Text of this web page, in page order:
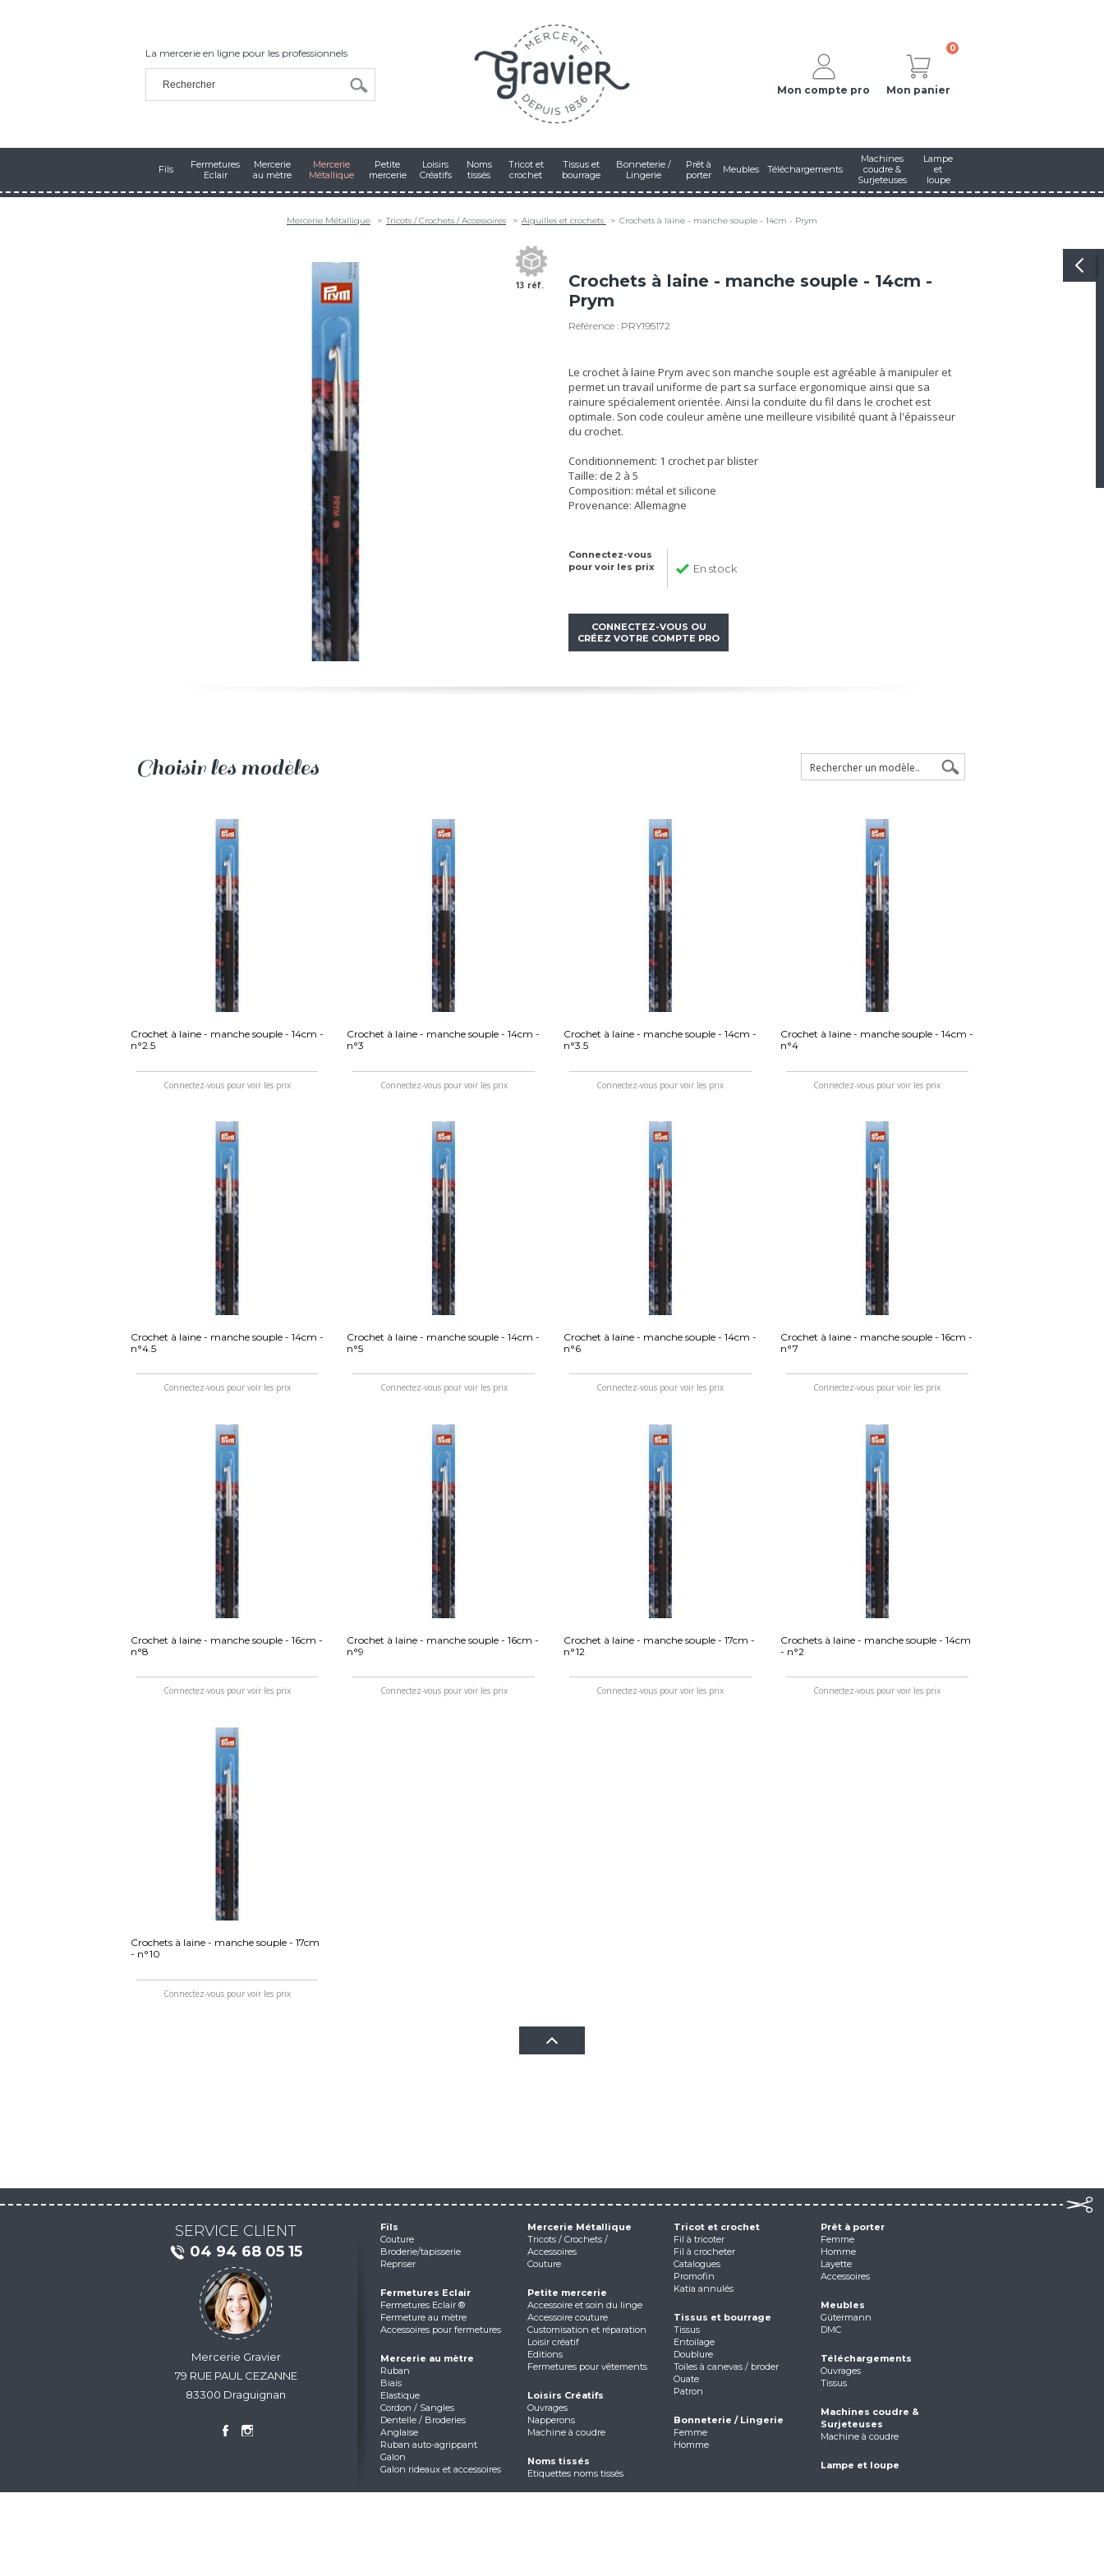
La mercerie en ligne pour les professionnels
Mon compte pro
0
Mon panier
Fils
Fermetures
Eclair
Mercerie
au mètre
Mercerie
Métallique
Petite
mercerie
Loisirs
Créatifs
Noms
tissés
Tricot et
crochet
Tissus et
bourrage
Bonneterie /
Lingerie
Prêt à
porter
Meubles Téléchargements
Machines
coudre &
Surjeteuses
Lampe
et
loupe
Mercerie Métallique Tricots / Crochets / Accessoires Aiguilles et crochets Crochets à laine - manche souple - 14cm - Prym
13 réf.
Crochets à laine - manche souple - 14cm -
Prym
Référence : PRY195172
Le crochet à laine Prym avec son manche souple est agréable à manipuler et
permet un travail uniforme de part sa surface ergonomique ainsi que sa
rainure spécialement orientée. Ainsi la conduite du fil dans le crochet est
optimale. Son code couleur amène une meilleure visibilité quant à l'épaisseur
du crochet.
Conditionnement: 1 crochet par blister
Taille: de 2 à 5
Composition: métal et silicone
Provenance: Allemagne
Connectez-vous
pour voir les prix
En stock
CONNECTEZ-VOUS OU
CRÉEZ VOTRE COMPTE PRO
Choisir les modèles
Crochet à laine - manche souple - 14cm -
n°2.5
Connectez-vous pour voir les prix
Crochet à laine - manche souple - 14cm -
n°3
Connectez-vous pour voir les prix
Crochet à laine - manche souple - 14cm -
n°3.5
Connectez-vous pour voir les prix
Crochet à laine - manche souple - 14cm -
n°4
Connectez-vous pour voir les prix
Crochet à laine - manche souple - 14cm -
n°4.5
Connectez-vous pour voir les prix
Crochet à laine - manche souple - 14cm -
n°5
Connectez-vous pour voir les prix
Crochet à laine - manche souple - 14cm -
n°6
Connectez-vous pour voir les prix
Crochet à laine - manche souple - 16cm -
n°7
Connectez-vous pour voir les prix
Crochet à laine - manche souple - 16cm -
n°8
Connectez-vous pour voir les prix
Crochet à laine - manche souple - 16cm -
n°9
Connectez-vous pour voir les prix
Crochet à laine - manche souple - 17cm -
n°12
Connectez-vous pour voir les prix
Crochets à laine - manche souple - 14cm
- n°2
Connectez-vous pour voir les prix
Crochets à laine - manche souple - 17cm
- n°10
Connectez-vous pour voir les prix
SERVICE CLIENT
04 94 68 05 15
Mercerie Gravier
79 RUE PAUL CEZANNE
83300 Draguignan
Fils
Couture
Broderie/tapisserie
Repriser
Fermetures Eclair
Fermetures Eclair ®
Fermeture au mètre
Accessoires pour fermetures
Mercerie au mètre
Ruban
Biais
Elastique
Cordon / Sangles
Dentelle / Broderies
Anglaise
Ruban auto-agrippant
Galon
Galon rideaux et accessoires
Mercerie Métallique
Tricots / Crochets /
Accessoires
Couture
Petite mercerie
Accessoire et soin du linge
Accessoire couture
Customisation et réparation
Loisir créatif
Editions
Fermetures pour vêtements
Loisirs Créatifs
Ouvrages
Napperons
Machine à coudre
Noms tissés
Etiquettes noms tissés
Tricot et crochet
Fil à tricoter
Fil à crocheter
Catalogues
Promofin
Katia annulés
Tissus et bourrage
Tissus
Entoilage
Doublure
Toiles à canevas / broder
Ouate
Patron
Bonneterie / Lingerie
Femme
Homme
Prêt à porter
Femme
Homme
Layette
Accessoires
Meubles
Gütermann
DMC
Téléchargements
Ouvrages
Tissus
Machines coudre &
Surjeteuses
Machine à coudre
Lampe et loupe